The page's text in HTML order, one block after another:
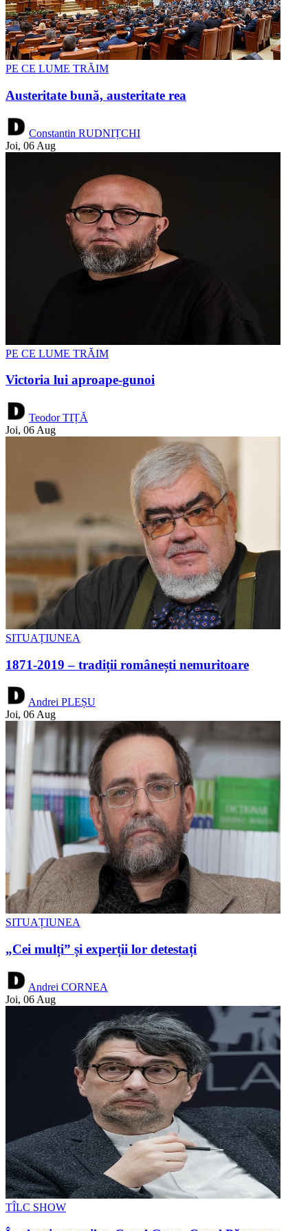
PE CE LUME TRĂIM
Austeritate bună, austeritate rea
Constantin RUDNIȚCHI
Joi, 06 Aug
PE CE LUME TRĂIM
Victoria lui aproape-gunoi
Teodor TIȚĂ
Joi, 06 Aug
SITUAȚIUNEA
1871-2019 – tradiții românești nemuritoare
Andrei PLEȘU
Joi, 06 Aug
SITUAȚIUNEA
„Cei mulți” și experții lor detestați
Andrei CORNEA
Joi, 06 Aug
TÎLC SHOW